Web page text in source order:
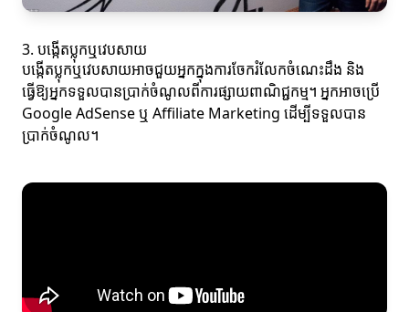
3. បង្កើតប្លុកឬវេបសាយ
បង្កើតប្លុកឬវេបសាយអាចជួយអ្នកក្នុងការចែករំលែកចំណេះដឹង និង
ធ្វើឱ្យអ្នកទទួលបានប្រាក់ចំណូលពីការផ្សាយពាណិជ្ជកម្ម។ អ្នកអាចប្រើ
Google AdSense ឬ Affiliate Marketing ដើម្បីទទួលបាន
ប្រាក់ចំណូល។